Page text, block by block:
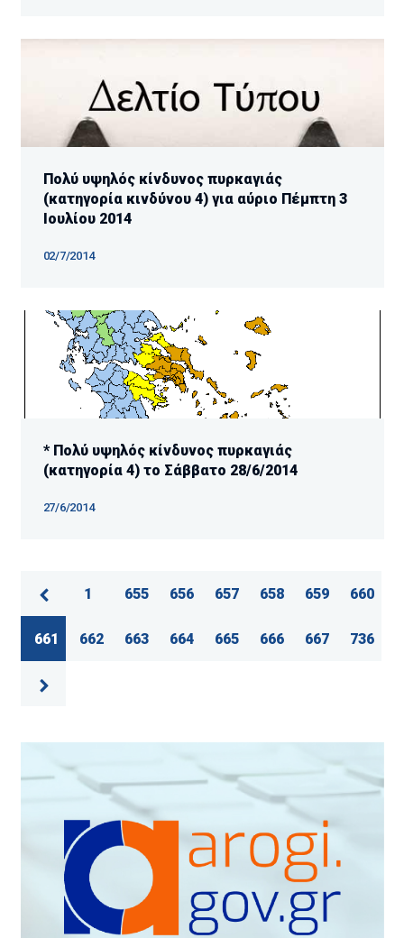
Πολύ υψηλός κίνδυνος πυρκαγιάς
(κατηγορία κινδύνου 4) για αύριο Πέμπτη 3
Ιουλίου 2014
02/7/2014
* Πολύ υψηλός κίνδυνος πυρκαγιάς
(κατηγορία 4) το Σάββατο 28/6/2014
27/6/2014
1 655 656 657 658 659 660
661 662 663 664 665 666 667 736